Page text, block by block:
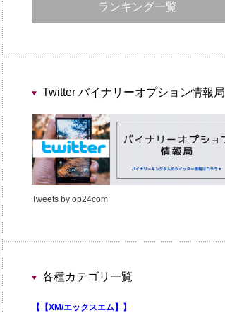
ランキング一覧
Twitter バイナリーオプション情報局
Tweets by op24com
各種カテゴリ一覧
【【XM/エックスエム】】